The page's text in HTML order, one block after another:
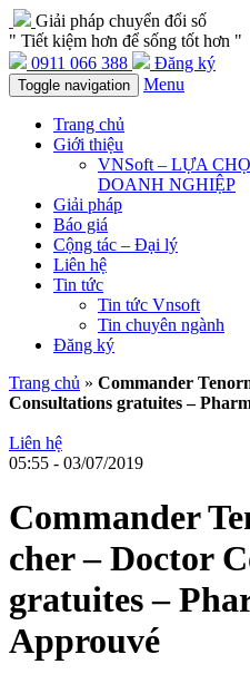
Giải pháp chuyển đổi số
" Tiết kiệm hơn để sống tốt hơn "
0911 066 388
Đăng ký
Toggle navigation Menu
Trang chủ
Giới thiệu
VNSoft – LỰA
DOANH NGHIỆP
Giải pháp
Báo giá
Cộng tác – Đại lý
Liên hệ
Tin tức
Tin tức Vnsoft
Tin chuyên ngành
Đăng ký
Trang chủ » Commander
Consultations gratuites –
Liên hệ
05:55 - 03/07/2019
Commander
cher – Doctor
gratuites –
Approuvé